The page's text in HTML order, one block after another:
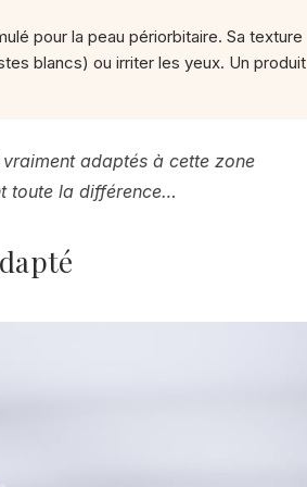
pour la peau périorbitaire. Sa texture
blancs) ou irriter les yeux. Un produit
adaptés à cette zone
toute la différence…